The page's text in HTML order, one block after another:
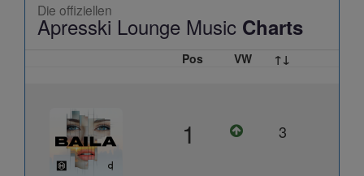
Die offiziellen
Apresski Lounge Music Charts
Pos VW ↑↓
1 3